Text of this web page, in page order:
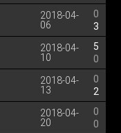
2018-04-
06
0
3
2018-04-
10
5
0
2018-04-
13
0
2
2018-04-
20
0
0